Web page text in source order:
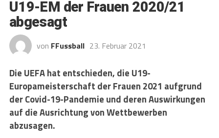
U19-EM der Frauen 2020/21
abgesagt
von FFussball 23. Februar 2021
Die UEFA hat entschieden, die U19-
Europameisterschaft der Frauen 2021 aufgrund
der Covid-19-Pandemie und deren Auswirkungen
auf die Ausrichtung von Wettbewerben
abzusagen.